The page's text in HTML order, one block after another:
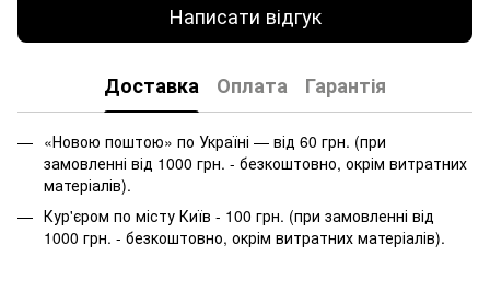
Написати відгук
Доставка Оплата Гарантія
«Новою поштою» по Україні — від 60 грн. (при
замовленні від 1000 грн. - безкоштовно, окрім витратних
матеріалів).
Кур'єром по місту Київ - 100 грн. (при замовленні від
1000 грн. - безкоштовно, окрім витратних матеріалів).